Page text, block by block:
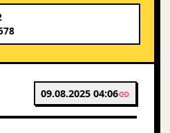
09.08.2025 04:06